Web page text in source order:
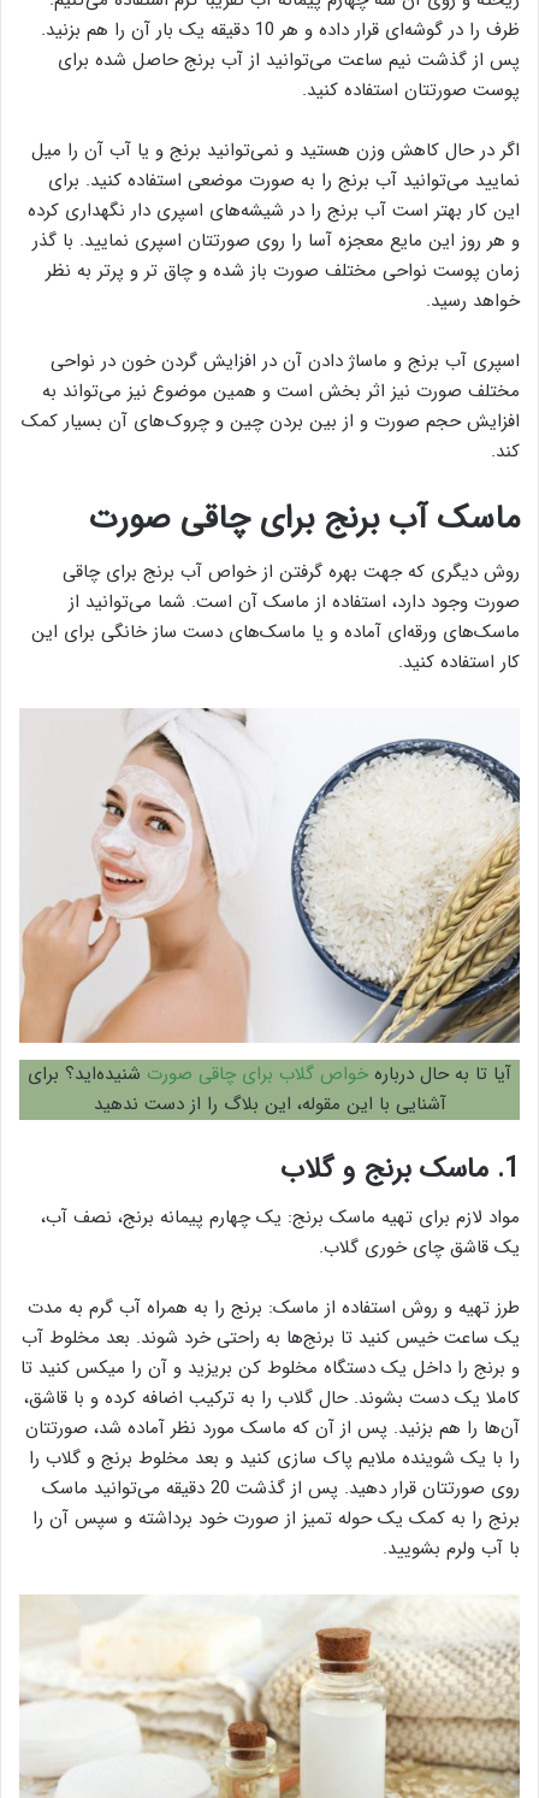
ظرف را در گوشه‌ای قرار داده و هر 10 دقیقه یک بار آن را هم بزنید.
پس از گذشت نیم ساعت می‌توانید از آب برنج حاصل شده برای
پوست صورتتان استفاده کنید.
اگر در حال کاهش وزن هستید و نمی‌توانید برنج و یا آب آن را میل
نمایید می‌توانید آب برنج را به صورت موضعی استفاده کنید. برای
این کار بهتر است آب برنج را در شیشه‌های اسپری دار نگهداری کرده
و هر روز این مایع معجزه آسا را روی صورتتان اسپری نمایید. با گذر
زمان پوست نواحی مختلف صورت باز شده و چاق تر و پرتر به نظر
خواهد رسید.
اسپری آب برنج و ماساژ دادن آن در افزایش گردن خون در نواحی
مختلف صورت نیز اثر بخش است و همین موضوع نیز می‌تواند به
افزایش حجم صورت و از بین بردن چین و چروک‌های آن بسیار کمک
کند.
ماسک آب برنج برای چاقی صورت
روش دیگری که جهت بهره گرفتن از خواص آب برنج برای چاقی
صورت وجود دارد، استفاده از ماسک آن است. شما می‌توانید از
ماسک‌های ورقه‌ای آماده و یا ماسک‌های دست ساز خانگی برای این
کار استفاده کنید.
آیا تا به حال درباره خواص گلاب برای چاقی صورت شنیده‌اید؟ برای
آشنایی با این مقوله، این بلاگ را از دست ندهید
1. ماسک برنج و گلاب
مواد لازم برای تهیه ماسک برنج: یک چهارم پیمانه برنج، نصف آب،
یک قاشق چای خوری گلاب.
طرز تهیه و روش استفاده از ماسک: برنج را به همراه آب گرم به مدت
یک ساعت خیس کنید تا برنج‌ها به راحتی خرد شوند. بعد مخلوط آب
و برنج را داخل یک دستگاه مخلوط کن بریزید و آن را میکس کنید تا
کاملا یک دست بشوند. حال گلاب را به ترکیب اضافه کرده و با قاشق،
آن‌ها را هم بزنید. پس از آن که ماسک مورد نظر آماده شد، صورتتان
را با یک شوینده ملایم پاک سازی کنید و بعد مخلوط برنج و گلاب را
روی صورتتان قرار دهید. پس از گذشت 20 دقیقه می‌توانید ماسک
برنج را به کمک یک حوله تمیز از صورت خود برداشته و سپس آن را
با آب ولرم بشویید.